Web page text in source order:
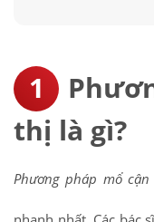
thị là gì?
Phương pháp mổ